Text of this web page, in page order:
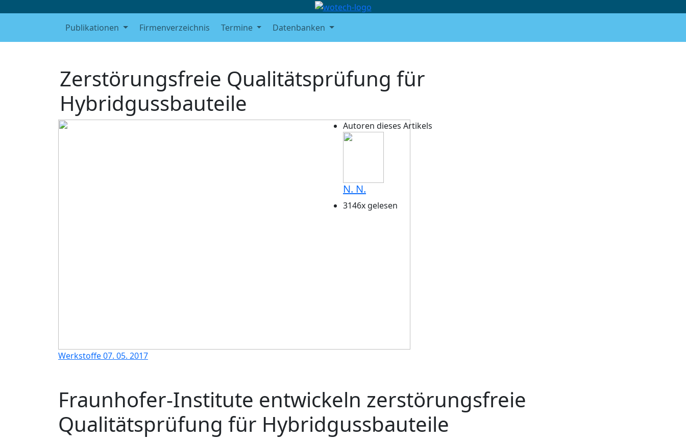
Publikationen Firmenverzeichnis Termine Datenbanken
Zerstörungsfreie Qualitätsprüfung für
Hybridgussbauteile
Werkstoffe07. 05. 2017
Autoren dieses Artikels
N. N.
3146x gelesen
Fraunhofer-Institute entwickeln zerstörungsfreie
Qualitätsprüfung für Hybridgussbauteile